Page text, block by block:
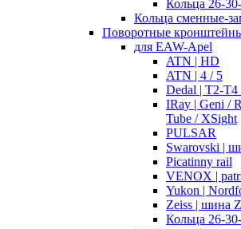
Кольца 26-
Кольца сменные-
Поворотные
для EAW-Apel
ATN | HD
ATN | 4 / 5
Dedal | T2-T4
IRay | Geni /
Tube / XSight
PULSAR
Swarovski |
Picatinny rail
VENOX |
Yukon |
Zeiss | шина
Кольца 26-